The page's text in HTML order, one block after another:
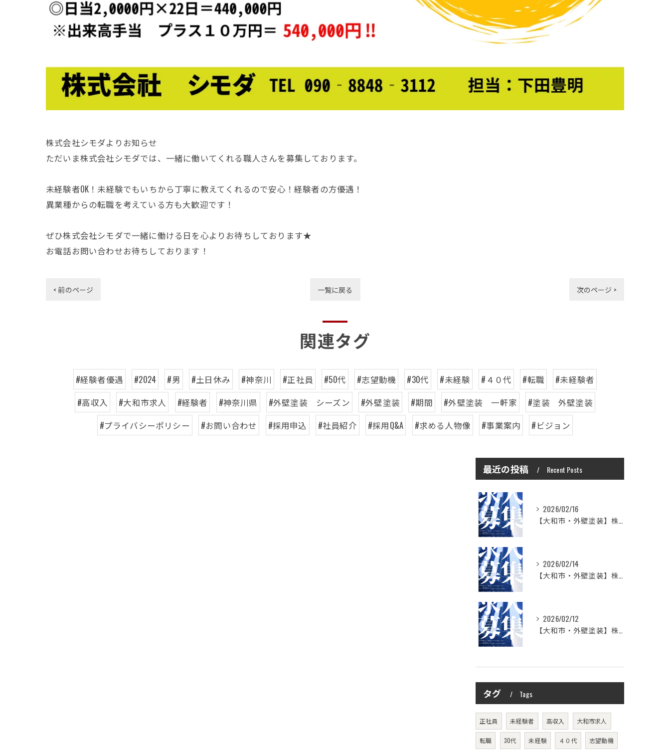
株式会社シモダよりお知らせ
ただいま株式会社シモダでは、一緒に働いてくれる職人さんを募集しております。
未経験者OK！未経験でもいちから丁寧に教えてくれるので安心！経験者の方優遇！
異業種からの転職を考えている方も大歓迎です！
ぜひ株式会社シモダで一緒に働ける日を心よりお待ちしております★
お電話お問い合わせお待ちしております！
< 前のページ 一覧に戻る 次のページ >
関連タグ
#経験者優遇 #2024 #男 #土日休み #神奈川 #正社員 #50代 #志望動機 #30代 #未経験 #４０代 #転職
#未経験者
#高収入
#大和市求人 #経験者 #神奈川県 #外壁塗装 シーズン #外壁塗装 #期間 #外壁塗装 一軒家
#塗装 外壁塗装
#プライバシーポリシー
#お問い合わせ #採用申込 #社員紹介 #採用Q&A #求める人物像 #事業案内 #ビジョン
最近の投稿 Recent Posts
2026/02/16
【大和市・外壁塗装】株式会社シモダで一緒に働いてみませんか？職人さん募集中
2026/02/14
【大和市・外壁塗装】株式会社シモダの想い
2026/02/12
【大和市・外壁塗装】株式会社シモダ 一緒に働いてくれる職人さん大募集
タグ Tags
正社員 未経験者 高収入 大和市求人
転職 30代 未経験 ４０代 志望動機